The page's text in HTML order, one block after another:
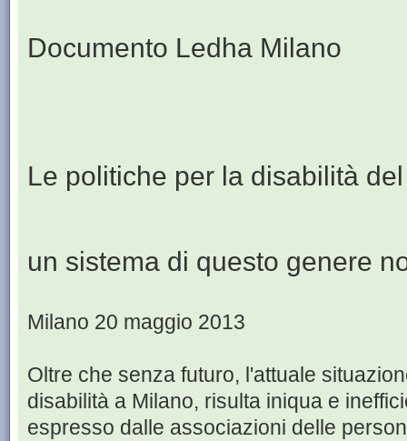
Documento Ledha Milano
Le politiche per la disabilità
un sistema di questo genere
Milano 20 maggio 2013
Oltre che senza futuro, l'attuale
disabilità a Milano, risulta iniqua e
espresso dalle associazioni delle